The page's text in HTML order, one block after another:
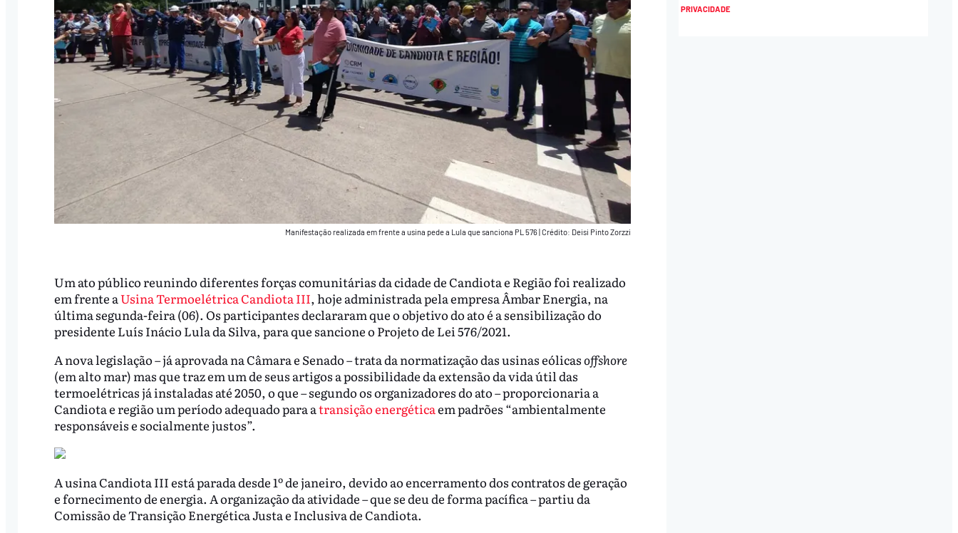
Manifestação realizada em frente a usina pede a Lula que sanciona PL 576|Crédito: Deisi Pinto Zorzzi
Um ato público reunindo diferentes forças comunitárias da cidade de Candiota e Região foi realizado
em frente aUsina Termoelétrica Candiota III, hoje administrada pela empresa Âmbar Energia, na
última segunda-feira (06). Os participantes declararam que o objetivo do ato é a sensibilização do
presidente Luís Inácio Lula da Silva, para que sancione o Projeto de Lei 576/2021.
A nova legislação – já aprovada na Câmara e Senado – trata da normatização das usinas eólicasoffshore
(em alto mar) mas que traz em um de seus artigos a possibilidade da extensão da vida útil das
termoelétricas já instaladas até 2050, o que – segundo os organizadores do ato – proporcionaria a
Candiota e região um período adequado para atransição energéticaem padrões “ambientalmente
responsáveis e socialmente justos”.
A usina Candiota III está parada desde 1º de janeiro, devido ao encerramento dos contratos de geração
e fornecimento de energia. A organização da atividade – que se deu de forma pacífica – partiu da
Comissão de Transição Energética Justa e Inclusiva de Candiota.
PRIVACIDADE